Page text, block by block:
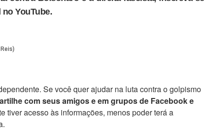
YouTube.
Se você quer ajudar na luta contra o golpismo
com seus amigos e em grupos de Facebook e
tiver acesso às informações, menos poder terá a